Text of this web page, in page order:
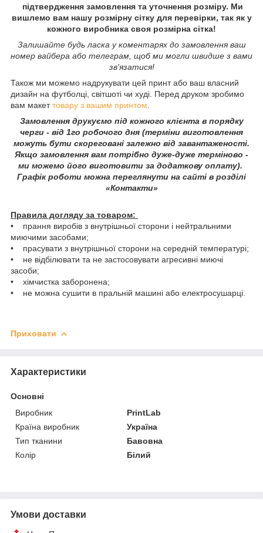
підтвердження замовлення та уточнення розміру. Ми
вишлемо вам нашу розмірну сітку для перевірки, так як у
кожного виробника своя розмірна сітка!
Залишайте будь ласка у коментарях до замовлення ваш
номер вайбера або телеграм, щоб ми могли швидше з вами
зв'язатися!
Також ми можемо надрукувати цей принт або ваш власний
дизайн на футболці, світшоті чи худі. Перед друком зробимо
вам макеттовару з вашим принтом
Замовлення друкуємо під кожного клієнта в порядку
черги - від 1го робочого дня (терміни виготовлення
можуть бути скореговані залежно від завантаженості.
Якщо замовлення вам потрібно дуже-дуже терміново -
ми можемо його виготовити за додаткову оплату).
Графік роботи можна переглянути на сайті в розділі
«Контакти»
Правила догляду за товаром:
• прання виробів з внутрішньої сторони і нейтральними
миючими засобами;
• прасувати з внутрішньої сторони на середній температурі;
• не відбілювати та не застосовувати агресивні миючі
засоби;
• хімчистка заборонена;
• не можна сушити в пральній машині або електросушарці.
Приховати
Характеристики
Основні
Виробник
PrintLab
Країна виробник
Україна
Тип тканини
Бавовна
Колір
Білий
Умови доставки